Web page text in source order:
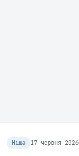
Ніша 17 червня 2026